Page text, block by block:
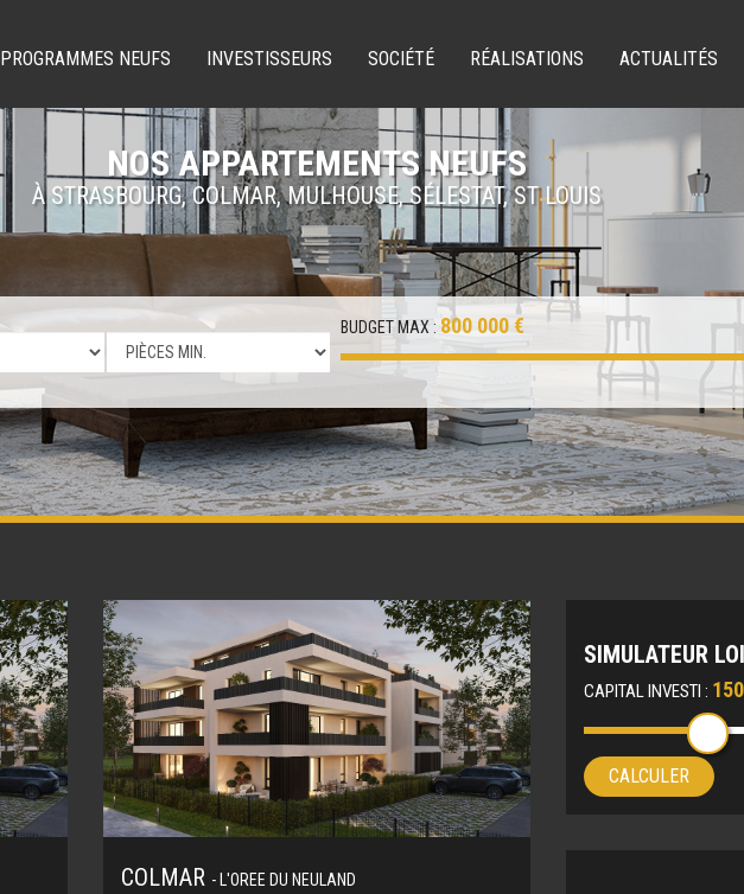
PROGRAMMES NEUFS INVESTISSEURS SOCIÉTÉ RÉALISATIONS ACTUALITÉS
NOS APPARTEMENTS NEUFS
À STRASBOURG, COLMAR, MULHOUSE, SÉLESTAT, ST LOUIS
BUDGET MAX : 800 000 €
COLMAR - L'OREE DU NEULAND
SIMULATEUR
CAPITAL INVESTI :
CALCULER